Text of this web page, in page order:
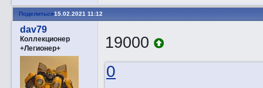
Поделиться15.02.2021 11:12
dav79
Коллекционер
+Легионер+
19000
0